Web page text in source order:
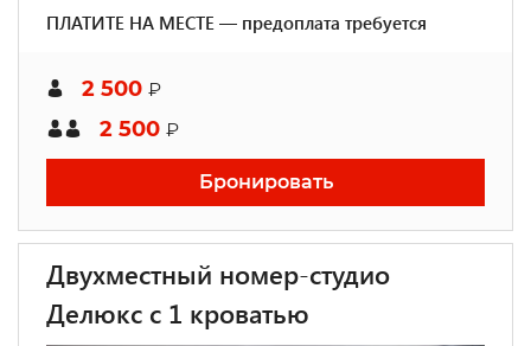
ПЛАТИТЕ НА МЕСТЕ — предоплата требуется
2 500 ₽
2 500 ₽
Бронировать
Двухместный номер-студио
Делюкс с 1 кроватью